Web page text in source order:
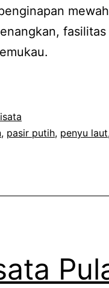
, pasir putih, penyu laut